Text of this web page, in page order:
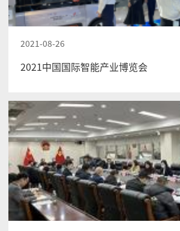
2021-08-26
2021中国国际智能产业博览会